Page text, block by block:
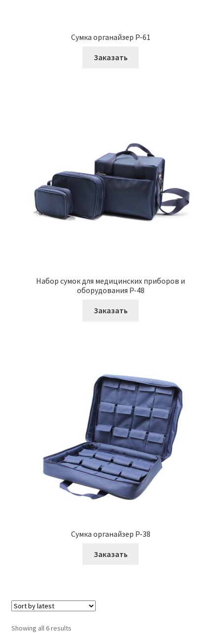
Cумка органайзер P-61
Заказать
Набор сумок для медицинских приборов и
оборудования P-48
Заказать
Cумка органайзер P-38
Заказать
Showing all 6 results